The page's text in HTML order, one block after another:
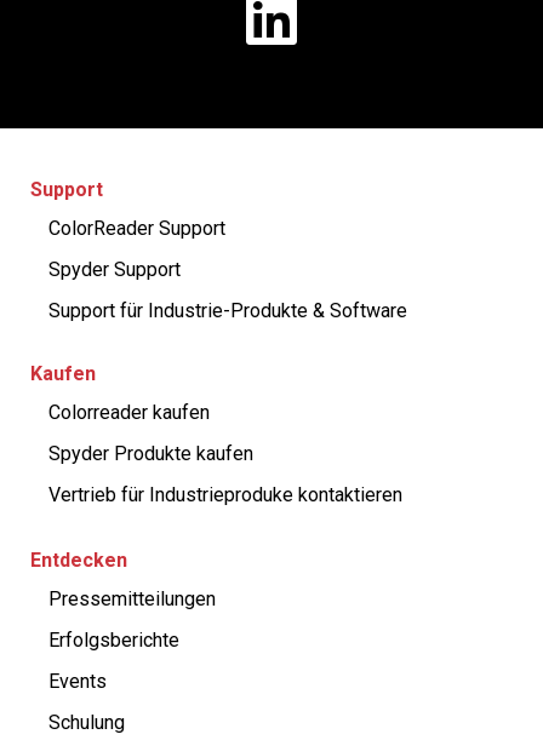
Support
ColorReader Support
Spyder Support
Support für Industrie-Produkte & Software
Kaufen
Colorreader kaufen
Spyder Produkte kaufen
Vertrieb für Industrieproduke kontaktieren
Entdecken
Pressemitteilungen
Erfolgsberichte
Events
Schulung